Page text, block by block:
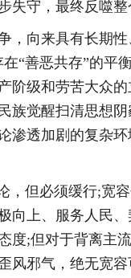
失守，最终反噬整
，向来具有长期
“善恶共存”的平
阶级和劳苦大众
族觉醒扫清思想
渗透加剧的复杂
，但必须缓行;宽
向上、服务人民
度;但对于背离主
风邪气，绝无宽